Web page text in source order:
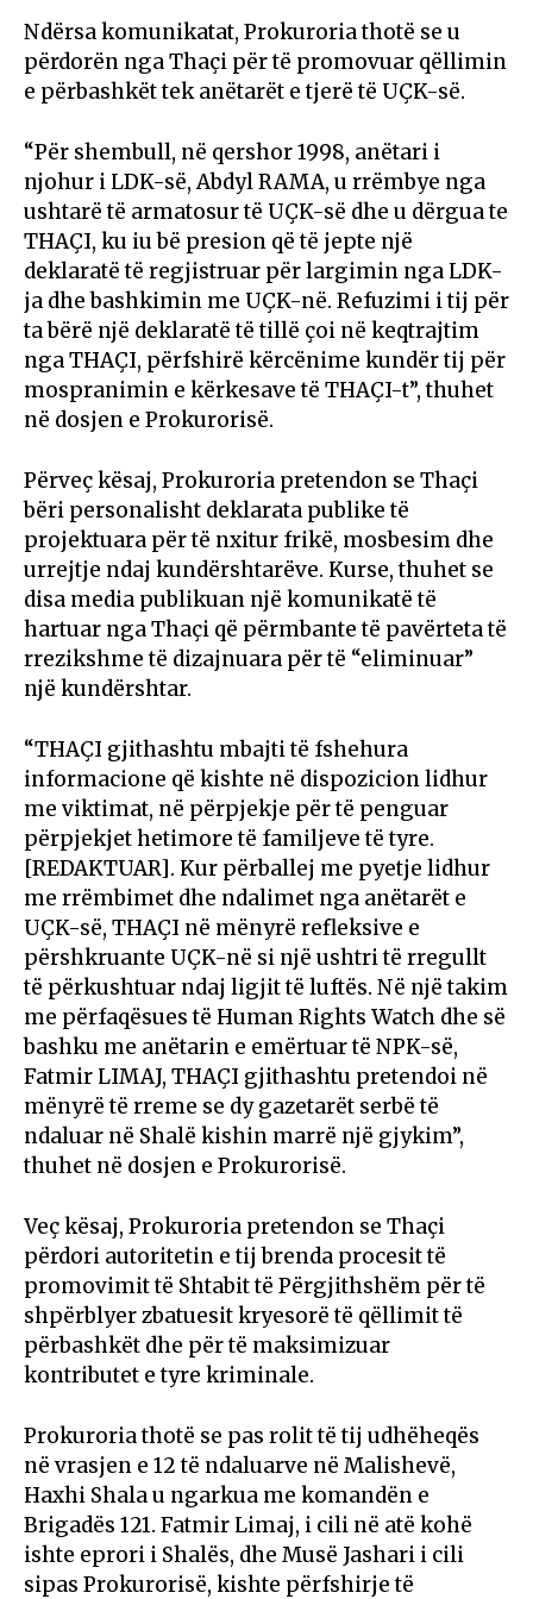
Ndërsa komunikatat, Prokuroria thotë se u
përdorën nga Thaçi për të promovuar qëllimin
e përbashkët tek anëtarët e tjerë të UÇK-së.
“Për shembull, në qershor 1998, anëtari i
njohur i LDK-së, Abdyl RAMA, u rrëmbye nga
ushtarë të armatosur të UÇK-së dhe u dërgua te
THAÇI, ku iu bë presion që të jepte një
deklaratë të regjistruar për largimin nga LDK-
ja dhe bashkimin me UÇK-në. Refuzimi i tij për
ta bërë një deklaratë të tillë çoi në keqtrajtim
nga THAÇI, përfshirë kërcënime kundër tij për
mospranimin e kërkesave të THAÇI-t”, thuhet
në dosjen e Prokurorisë.
Përveç kësaj, Prokuroria pretendon se Thaçi
bëri personalisht deklarata publike të
projektuara për të nxitur frikë, mosbesim dhe
urrejtje ndaj kundërshtarëve. Kurse, thuhet se
disa media publikuan një komunikatë të
hartuar nga Thaçi që përmbante të pavërteta të
rrezikshme të dizajnuara për të “eliminuar”
një kundërshtar.
“THAÇI gjithashtu mbajti të fshehura
informacione që kishte në dispozicion lidhur
me viktimat, në përpjekje për të penguar
përpjekjet hetimore të familjeve të tyre.
[REDAKTUAR]. Kur përballej me pyetje lidhur
me rrëmbimet dhe ndalimet nga anëtarët e
UÇK-së, THAÇI në mënyrë refleksive e
përshkruante UÇK-në si një ushtri të rregullt
të përkushtuar ndaj ligjit të luftës. Në një takim
me përfaqësues të Human Rights Watch dhe së
bashku me anëtarin e emërtuar të NPK-së,
Fatmir LIMAJ, THAÇI gjithashtu pretendoi në
mënyrë të rreme se dy gazetarët serbë të
ndaluar në Shalë kishin marrë një gjykim”,
thuhet në dosjen e Prokurorisë.
Veç kësaj, Prokuroria pretendon se Thaçi
përdori autoritetin e tij brenda procesit të
promovimit të Shtabit të Përgjithshëm për të
shpërblyer zbatuesit kryesorë të qëllimit të
përbashkët dhe për të maksimizuar
kontributet e tyre kriminale.
Prokuroria thotë se pas rolit të tij udhëheqës
në vrasjen e 12 të ndaluarve në Malishevë,
Haxhi Shala u ngarkua me komandën e
Brigadës 121. Fatmir Limaj, i cili në atë kohë
ishte eprori i Shalës, dhe Musë Jashari i cili
sipas Prokurorisë, kishte përfshirje të